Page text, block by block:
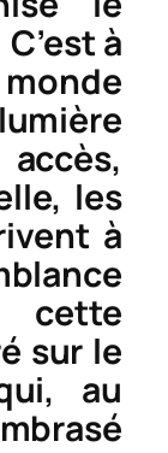
à
les
à
cette
sur le
au